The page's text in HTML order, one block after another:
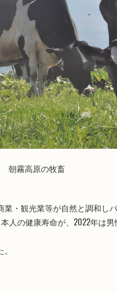
朝霧高原の牧畜
・観光業等が自然と調和し
人の健康寿命が、2022年は男